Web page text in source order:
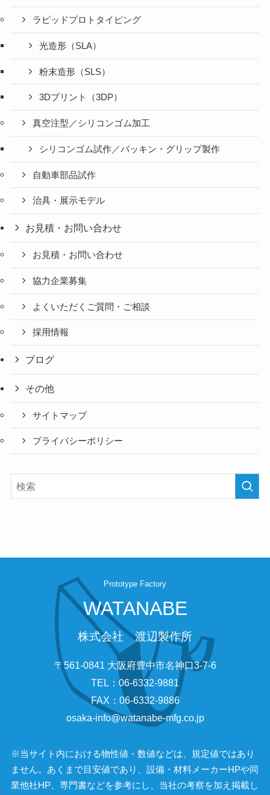
ラピッドプロトタイピング
光造形（SLA）
粉末造形（SLS）
3Dプリント（3DP）
真空注型／シリコンゴム加工
シリコンゴム試作／パッキン・グリップ製作
自動車部品試作
治具・展示モデル
お見積・お問い合わせ
お見積・お問い合わせ
協力企業募集
よくいただくご質問・ご相談
採用情報
ブログ
その他
サイトマップ
プライバシーポリシー
Prototype Factory
WATANABE
株式会社 渡辺製作所
〒561-0841 大阪府豊中市名神口3-7-6
TEL：06-6332-9881
FAX：06-6332-9886
osaka-info@watanabe-mfg.co.jp
※当サイト内における物性値・数値などは、規定値ではあり
ません。あくまで目安値であり、設備・材料メーカーHPや同
業他社HP、専門書などを参考にし、当社の考察を加え掲載し